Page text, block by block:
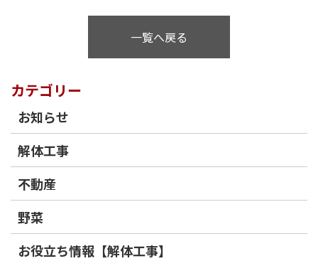
一覧へ戻る
カテゴリー
お知らせ
解体工事
不動産
野菜
お役立ち情報【解体工事】